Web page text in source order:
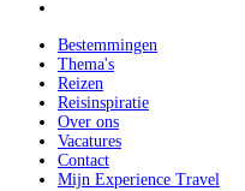
Bestemmingen
Thema's
Reizen
Reisinspiratie
Over ons
Vacatures
Contact
Mijn Experience Travel